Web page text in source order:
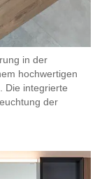
in der
hochwertigen
Die integrierte
der